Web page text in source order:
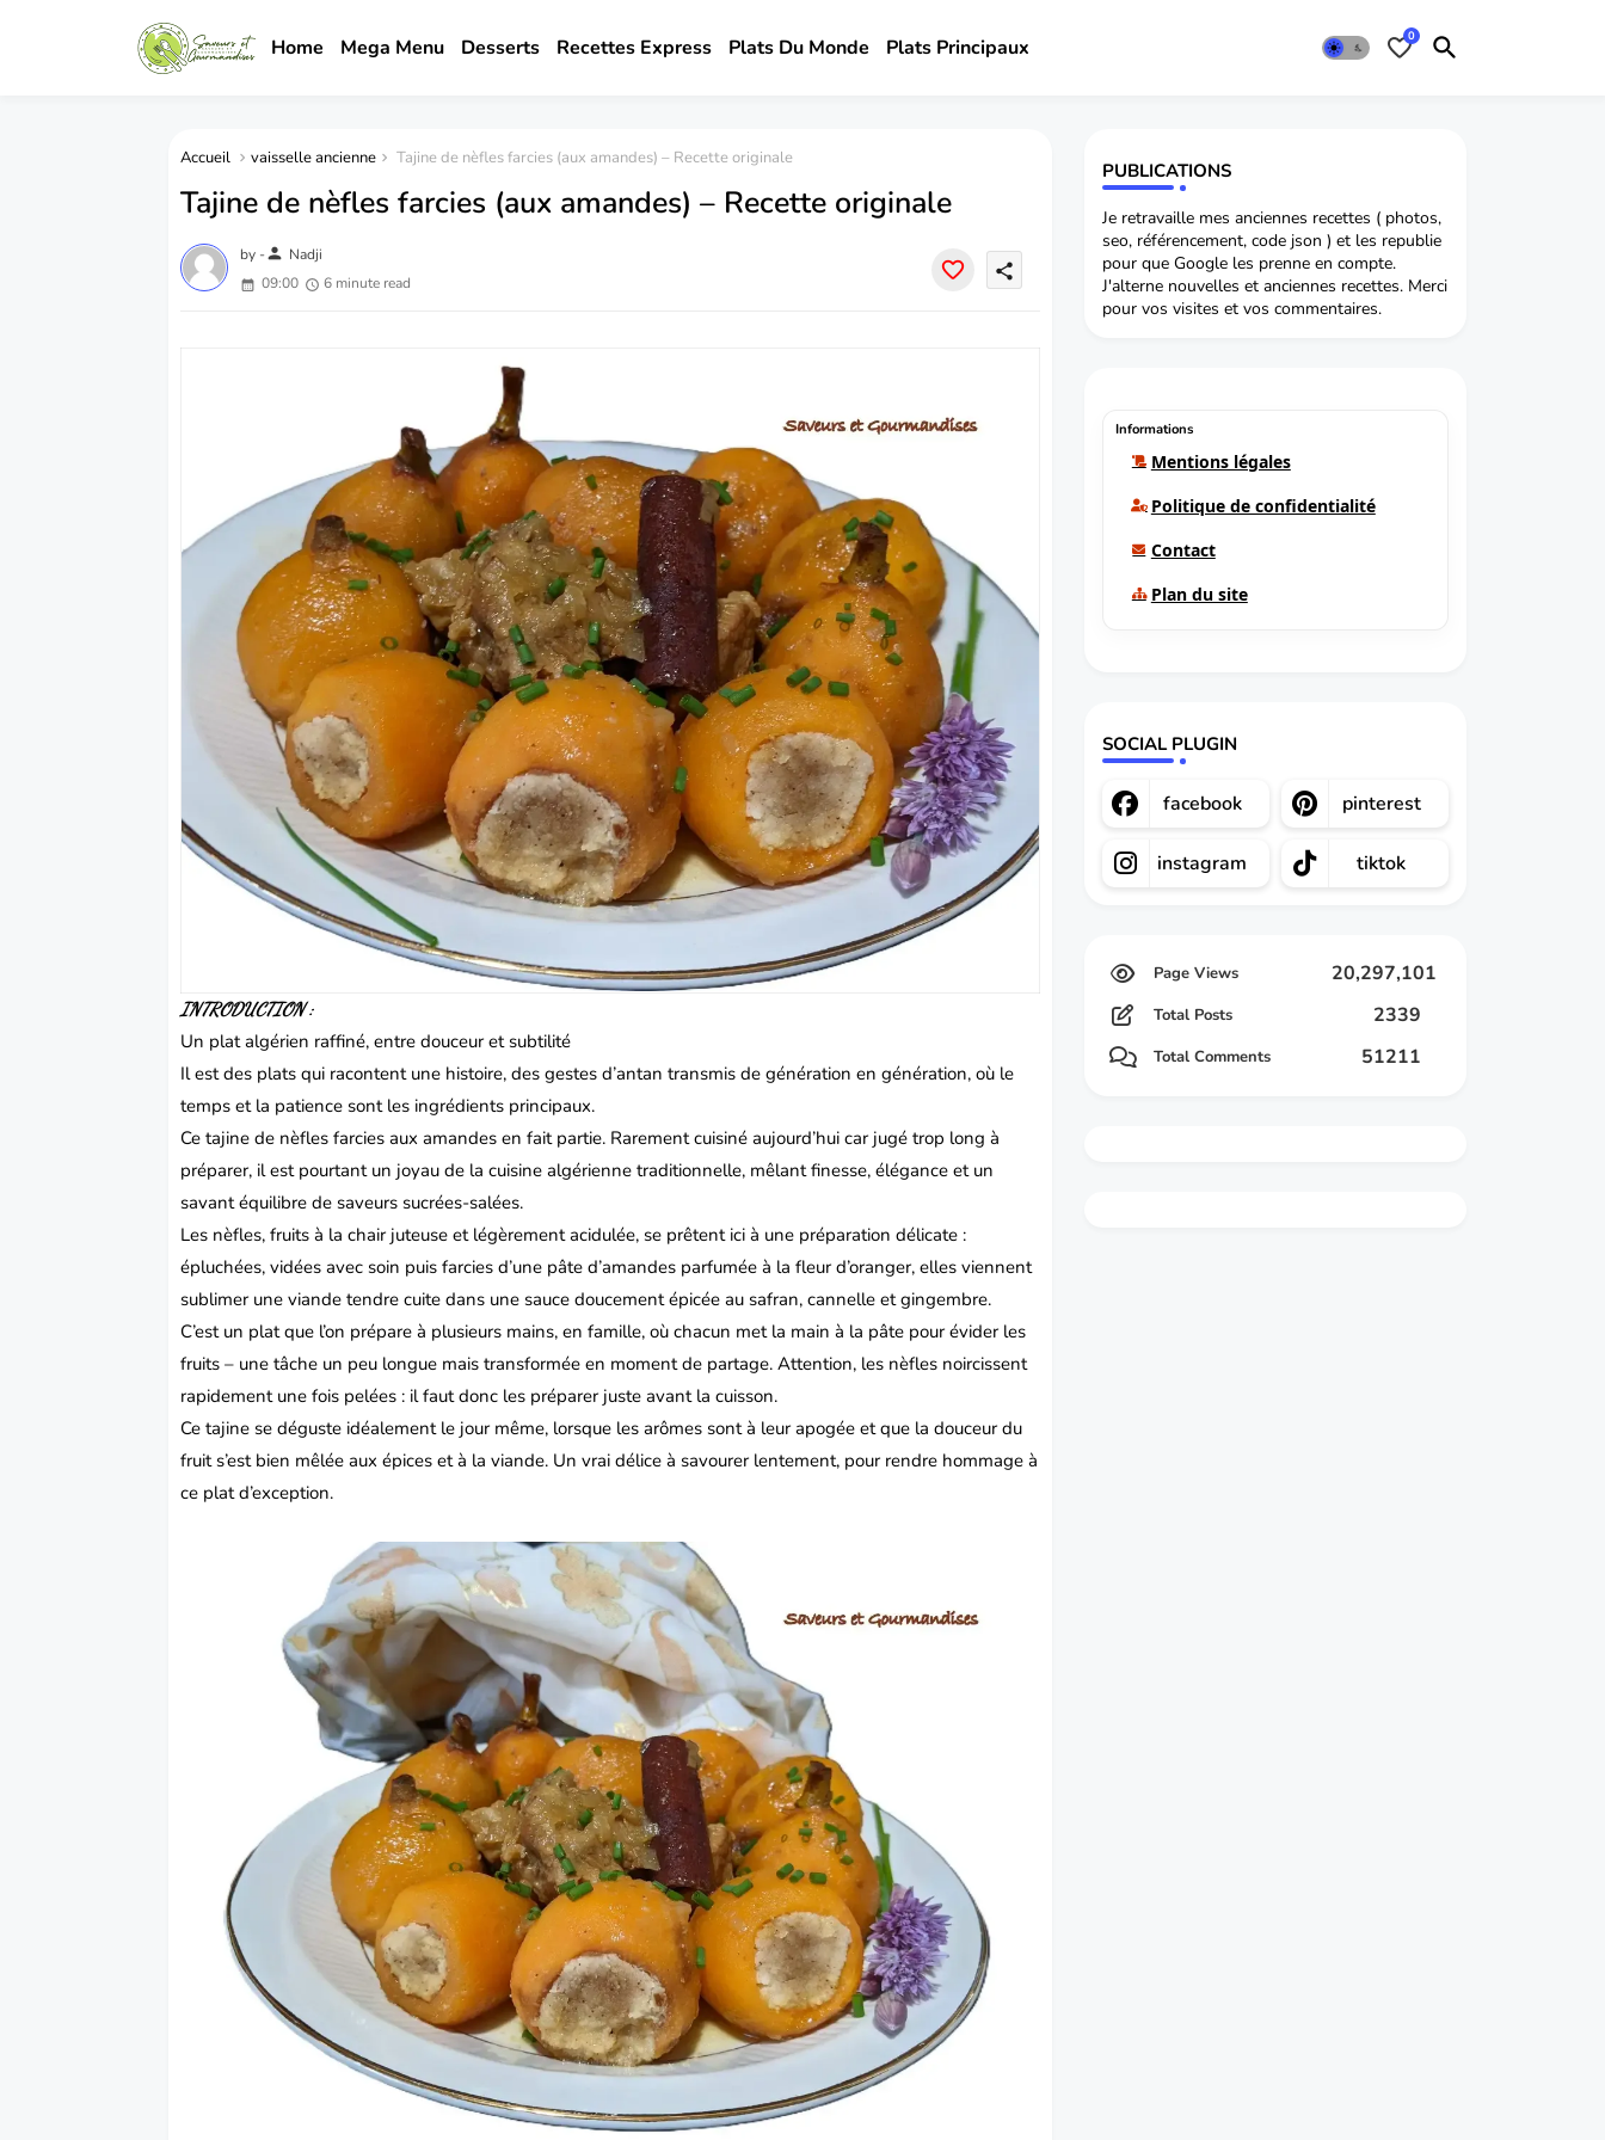
Home Mega Menu Desserts Recettes Express Plats Du Monde Plats Principaux 0
Accueil vaisselle ancienne Tajine de nèfles farcies (aux amandes) – Recette originale
Tajine de nèfles farcies (aux amandes) – Recette originale
by -person Nadji
09:00
6 minute read
share
INTRODUCTION :
Un plat algérien raffiné, entre douceur et subtilité
Il est des plats qui racontent une histoire, des gestes d’antan transmis de génération en génération, où le
temps et la patience sont les ingrédients principaux.
Ce tajine de nèfles farcies aux amandes en fait partie. Rarement cuisiné aujourd’hui car jugé trop long à
préparer, il est pourtant un joyau de la cuisine algérienne traditionnelle, mêlant finesse, élégance et un
savant équilibre de saveurs sucrées-salées.
Les nèfles, fruits à la chair juteuse et légèrement acidulée, se prêtent ici à une préparation délicate :
épluchées, vidées avec soin puis farcies d’une pâte d’amandes parfumée à la fleur d’oranger, elles viennent
sublimer une viande tendre cuite dans une sauce doucement épicée au safran, cannelle et gingembre.
C’est un plat que l’on prépare à plusieurs mains, en famille, où chacun met la main à la pâte pour évider les
fruits – une tâche un peu longue mais transformée en moment de partage. Attention, les nèfles noircissent
rapidement une fois pelées : il faut donc les préparer juste avant la cuisson.
Ce tajine se déguste idéalement le jour même, lorsque les arômes sont à leur apogée et que la douceur du
fruit s’est bien mêlée aux épices et à la viande. Un vrai délice à savourer lentement, pour rendre hommage à
ce plat d’exception.
PUBLICATIONS
Je retravaille mes anciennes recettes ( photos,
seo, référencement, code json ) et les republie
pour que Google les prenne en compte.
J'alterne nouvelles et anciennes recettes. Merci
pour vos visites et vos commentaires.
Informations
Mentions légales
Politique de confidentialité
Contact
Plan du site
SOCIAL PLUGIN
facebook pinterest
instagram tiktok
20,297,101
Total Posts 2339
Total Comments 51211